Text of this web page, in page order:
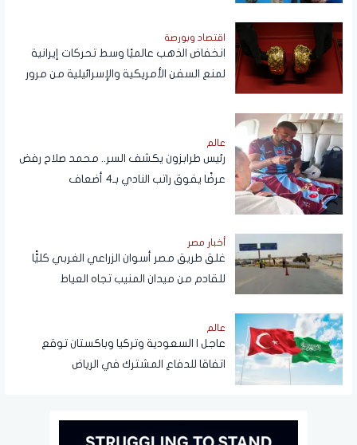
اقتصاد وبورصة
انخفاض الذهب عالميًا وسط تحركات إيرانية
لمنع السفن الأمريكية والإسرائيلية من مرور
عالم
رئيس طرابزون يكشف السر.. محمد صلاح رفض
عرضًا يفوق راتب النادي بـ4 أضعاف
أخبار مصر
غلق طريق مصر أسوان الزراعي الغربي كليًّا
للقادم من ميدان المنيب تجاه العياط
عالم
عاجل | السعودية وتركيا وباكستان توقع
اتفاقا للدفاع المشترك في الرياض